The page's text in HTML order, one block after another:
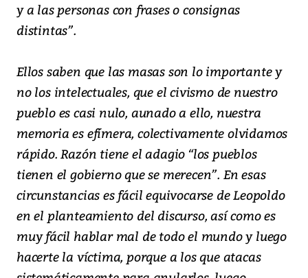
y a las personas con frases o consignas
distintas”.
Ellos saben que las masas son lo importante y
no los intelectuales, que el civismo de nuestro
pueblo es casi nulo, aunado a ello, nuestra
memoria es efímera, colectivamente olvidamos
rápido. Razón tiene el adagio “los pueblos
tienen el gobierno que se merecen”. En esas
circunstancias es fácil equivocarse de Leopoldo
en el planteamiento del discurso, así como es
muy fácil hablar mal de todo el mundo y luego
hacerte la víctima, porque a los que atacas